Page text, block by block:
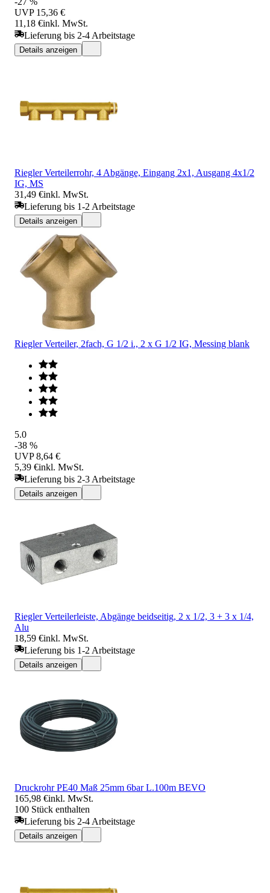
UVP 15,36 €
11,18 €inkl. MwSt.
Lieferung bis 2-4 Arbeitstage
Details anzeigen
Riegler Verteilerrohr, 4 Abgänge, Eingang 2x1, Ausgang 4x1/2
IG, MS
31,49 €inkl. MwSt.
Lieferung bis 1-2 Arbeitstage
Details anzeigen
Riegler Verteiler, 2fach, G 1/2 i., 2 x G 1/2 IG, Messing blank
5.0
-38 %
UVP 8,64 €
5,39 €inkl. MwSt.
Lieferung bis 2-3 Arbeitstage
Details anzeigen
Riegler Verteilerleiste, Abgänge beidseitig, 2 x 1/2, 3 + 3 x 1/4,
Alu
18,59 €inkl. MwSt.
Lieferung bis 1-2 Arbeitstage
Details anzeigen
Druckrohr PE40 Maß 25mm 6bar L.100m BEVO
165,98 €inkl. MwSt.
100 Stück enthalten
Lieferung bis 2-4 Arbeitstage
Details anzeigen